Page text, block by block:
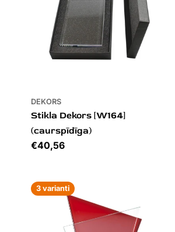
DEKORS
Stikla Dekors [W164]
(caurspīdīga)
Cena
€40,56
3 varianti